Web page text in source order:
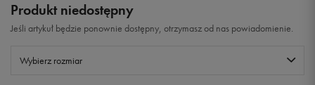
Produkt niedostępny
Jeśli artykuł będzie ponownie dostępny, otrzymasz od nas powiadomienie.
Wybierz rozmiar